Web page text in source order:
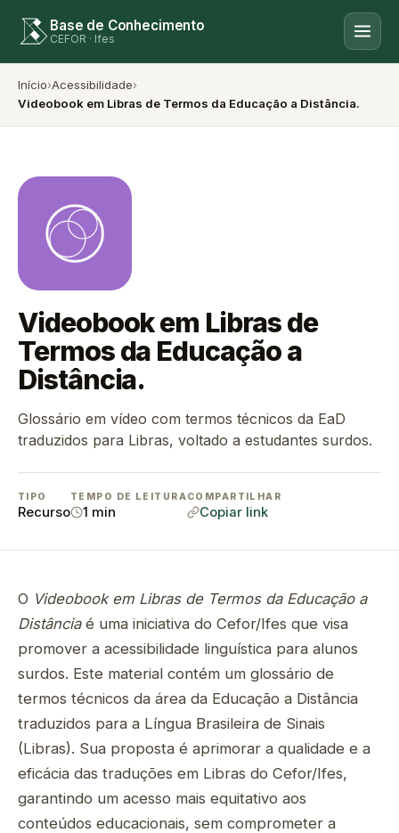
Base de Conhecimento
CEFOR · Ifes
Início›Acessibilidade›
Videobook em Libras de Termos da Educação a Distância.
Videobook em Libras de
Termos da Educação a
Distância.
Glossário em vídeo com termos técnicos da EaD
traduzidos para Libras, voltado a estudantes surdos.
TIPO
Recurso
TEMPO DE LEITURA
1 min
COMPARTILHAR
Copiar link
O Videobook em Libras de Termos da Educação a
Distânciaé uma iniciativa do Cefor/Ifes que visa
promover a acessibilidade linguística para alunos
surdos. Este material contém um glossário de
termos técnicos da área da Educação a Distância
traduzidos para a Língua Brasileira de Sinais
(Libras). Sua proposta é aprimorar a qualidade e a
eficácia das traduções em Libras do Cefor/Ifes,
garantindo um acesso mais equitativo aos
conteúdos educacionais, sem comprometer a